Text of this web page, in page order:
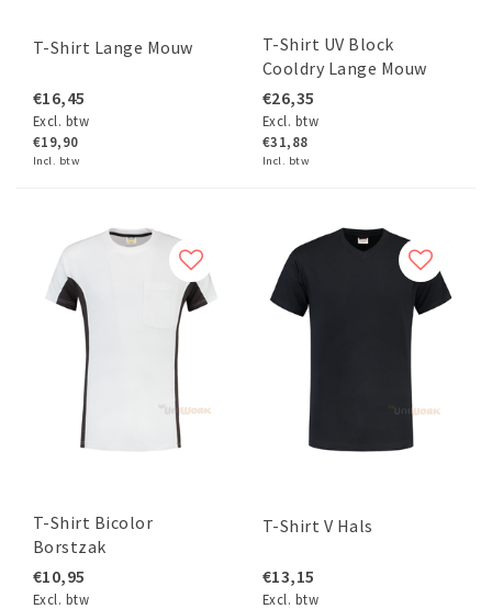
T-Shirt Lange Mouw
€16,45
Excl. btw
€19,90
Incl. btw
T-Shirt UV Block
Cooldry Lange Mouw
€26,35
Excl. btw
€31,88
Incl. btw
T-Shirt Bicolor
Borstzak
€10,95
Excl. btw
T-Shirt V Hals
€13,15
Excl. btw